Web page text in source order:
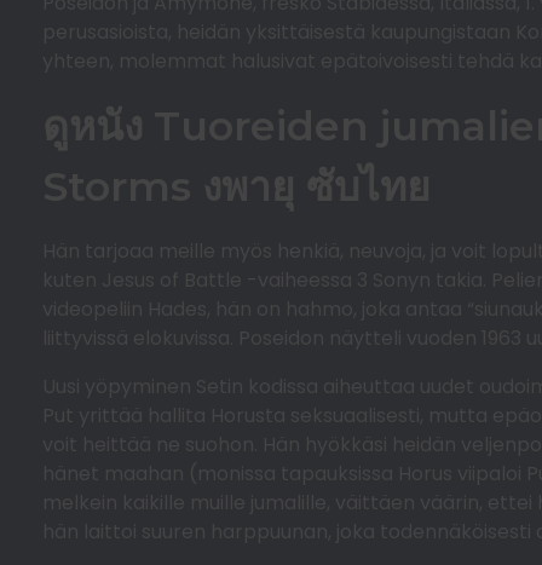
perusasioista, heidän yksittäisestä kaupungistaan
yhteen, molemmat halusivat epätoivoisesti tehdä
ดูหนัง Tuoreiden
Storms งพายุ ซับไทย
Hän tarjoaa meille myös henkiä, neuvoja, ja voit
kuten Jesus of Battle -vaiheessa 3 Sonyn takia.
videopeliin Hades, hän on hahmo, joka antaa
liittyvissä elokuvissa. Poseidon näytteli vuoden
Uusi yöpyminen Setin kodissa aiheuttaa uudet
Put yrittää hallita Horusta seksuaalisesti, mutta
voit heittää ne suohon. Hän hyökkäsi heidän
hänet maahan (monissa tapauksissa Horus viipaloi
melkein kaikille muille jumalille, väittäen väärin,
hän laittoi suuren harppuunan, joka